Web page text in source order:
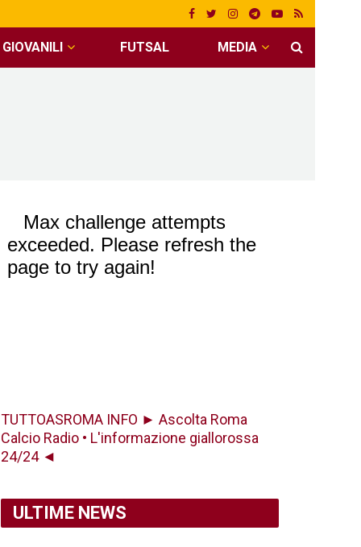
GIOVANILI FUTSAL MEDIA
TUTTOASROMA INFO ► Ascolta Roma
Calcio Radio • L'informazione giallorossa
24/24 ◄
ULTIME NEWS